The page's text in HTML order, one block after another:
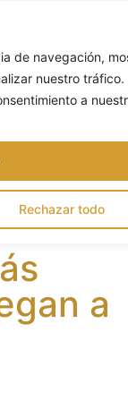
de navegación,
nuestro tráfico.
a
Rechazar todo
a